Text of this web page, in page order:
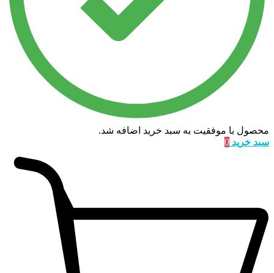
محصول با موفقیت به سبد خرید اضافه شد.
سبد خرید 0